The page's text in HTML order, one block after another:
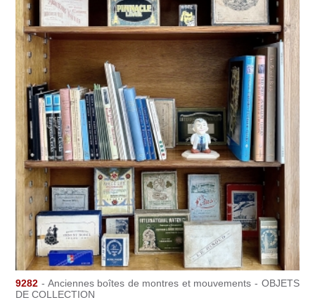
9282 - Anciennes boîtes de montres et mouvements - OBJETS
DE COLLECTION